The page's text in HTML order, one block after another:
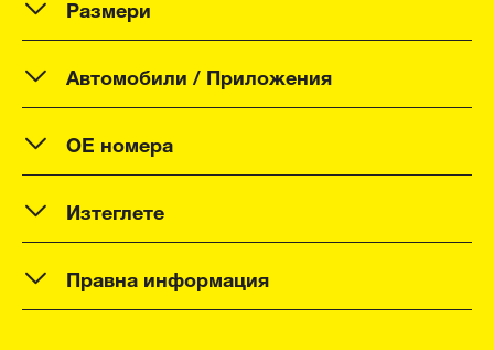
Автомобили / Приложения
OE номера
Изтеглете
Правна информация